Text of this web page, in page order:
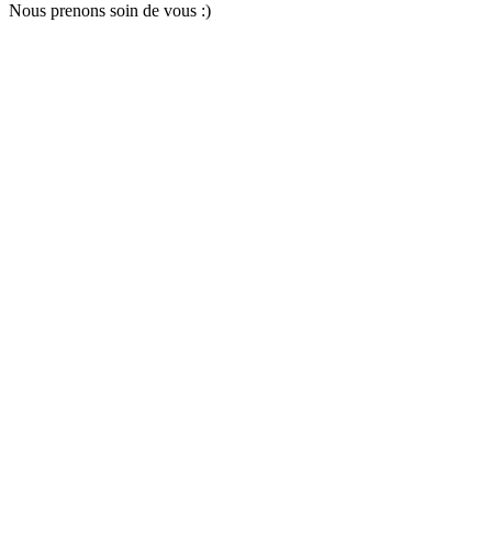
Nous prenons soin de vous :)